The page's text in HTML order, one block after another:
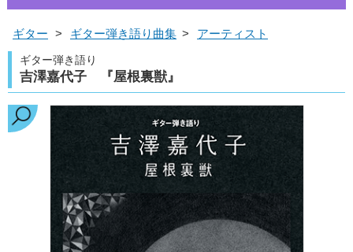
ギター > ギター弾き語り曲集 > アーティスト
ギター弾き語り
吉澤嘉代子 『屋根裏獣』